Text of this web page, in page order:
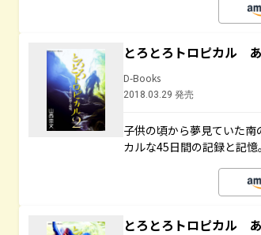
とろとろトロピカル
D-Books
2018.03.29 発売
子供の頃から夢見ていた
カルな45日間の記録と記憶。
とろとろトロピカル